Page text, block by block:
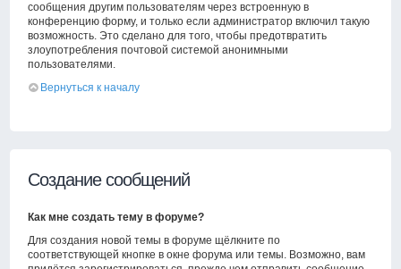
сообщения другим пользователям через встроенную в
конференцию форму, и только если администратор включил такую
возможность. Это сделано для того, чтобы предотвратить
злоупотребления почтовой системой анонимными
пользователями.
Вернуться к началу
Создание сообщений
Как мне создать тему в форуме?
Для создания новой темы в форуме щёлкните по
соответствующей кнопке в окне форума или темы. Возможно, вам